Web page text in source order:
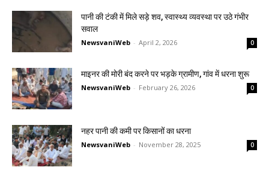
पानी की टंकी में मिले सड़े शव, स्वास्थ्य व्यवस्था पर उठे गंभीर
सवाल
NewsvaniWeb - April 2, 2026 0
माइनर की मोरी बंद करने पर भड़के ग्रामीण, गांव में धरना शुरू
NewsvaniWeb - February 26, 2026 0
नहर पानी की कमी पर किसानों का धरना
NewsvaniWeb - November 28, 2025 0